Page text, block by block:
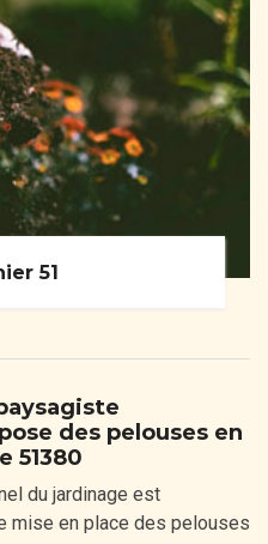
51
des pelouses en
51380
du jardinage est
mise en place des pelouses